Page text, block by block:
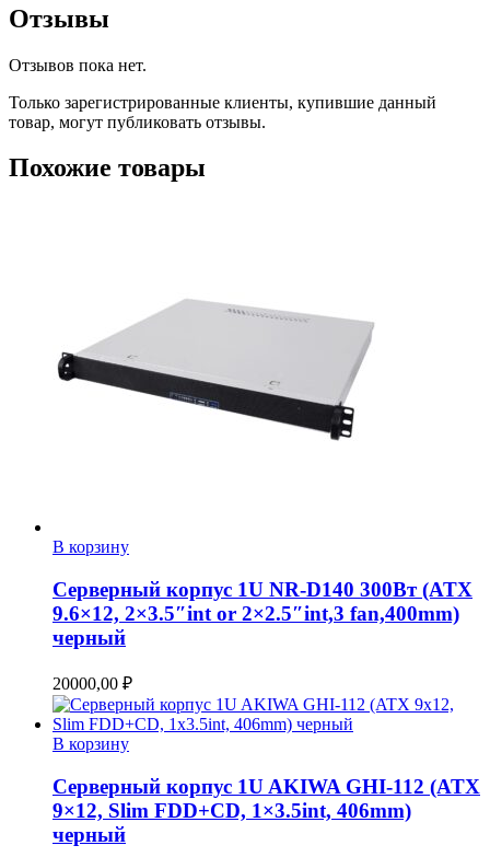
Отзывы
Отзывов пока нет.
Только зарегистрированные клиенты, купившие данный
товар, могут публиковать отзывы.
Похожие товары
В корзину
Серверный корпус 1U NR-D140 300Вт (ATX
9.6×12, 2×3.5″int or 2×2.5″int,3 fan,400mm)
черный
20000,00 ₽
В корзину
Серверный корпус 1U AKIWA GHI-112 (ATX
9×12, Slim FDD+CD, 1×3.5int, 406mm)
черный